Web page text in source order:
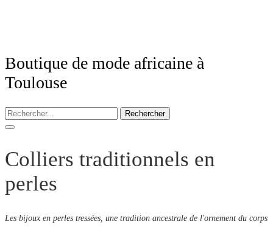
Boutique de mode africaine à
Toulouse
Rechercher
Colliers traditionnels en
perles
Les bijoux en perles tressées, une tradition ancestrale de l'ornement du corps